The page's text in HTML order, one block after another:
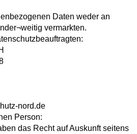
Daten weder an
vermarkten.
nord.de
Person:
das Recht auf Auskunft seitens